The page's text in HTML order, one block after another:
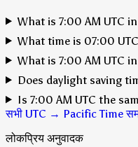
What is 7:00 AM UTC
What time is 07:00
What is 7:00 AM UTC
Does daylight saving
Is 7:00 AM UTC the
सभी UTC → Pacific Time
लोकप्रिय अनुवादक